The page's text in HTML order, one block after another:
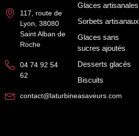
117, route de
Lyon, 38080
Saint Alban de
Roche
04 74 92 54
62
contact@laturbineasaveurs.com
Glaces artisanales
Sorbets artisanaux
Glaces sans
sucres ajoutés
Desserts glacés
Biscuits